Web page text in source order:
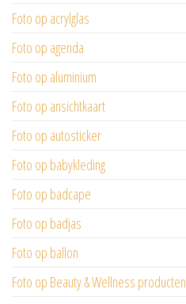
Foto op acrylglas
Foto op agenda
Foto op aluminium
Foto op ansichtkaart
Foto op autosticker
Foto op babykleding
Foto op badcape
Foto op badjas
Foto op ballon
Foto op Beauty & Wellness producten